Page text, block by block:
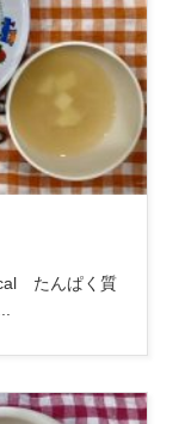
たんぱく質